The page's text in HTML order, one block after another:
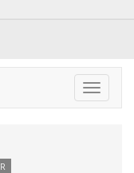
Toggle